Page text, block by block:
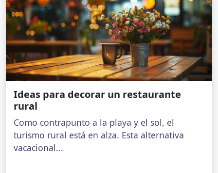
Ideas para decorar un restaurante
rural
Como contrapunto a la playa y el sol, el
turismo rural está en alza. Esta alternativa
vacacional...